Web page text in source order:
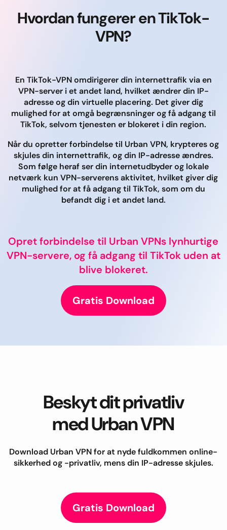
Hvordan fungerer en TikTok-
VPN?
En TikTok-VPN omdirigerer din internettrafik via en
VPN-server i et andet land, hvilket ændrer din IP-
adresse og din virtuelle placering. Det giver dig
mulighed for at omgå begrænsninger og få adgang til
TikTok, selvom tjenesten er blokeret i din region.
Når du opretter forbindelse til Urban VPN, krypteres og
skjules din internettrafik, og din IP-adresse ændres.
Som følge heraf ser din internetudbyder og lokale
netværk kun VPN-serverens aktivitet, hvilket giver dig
mulighed for at få adgang til TikTok, som om du
befandt dig i et andet land.
Opret forbindelse til Urban VPNs lynhurtige
VPN-servere, og få adgang til TikTok uden at
blive blokeret.
Gratis Download
Beskyt dit privatliv
med Urban VPN
Download Urban VPN for at nyde fuldkommen online-
sikkerhed og -privatliv, mens din IP-adresse skjules.
Gratis Download